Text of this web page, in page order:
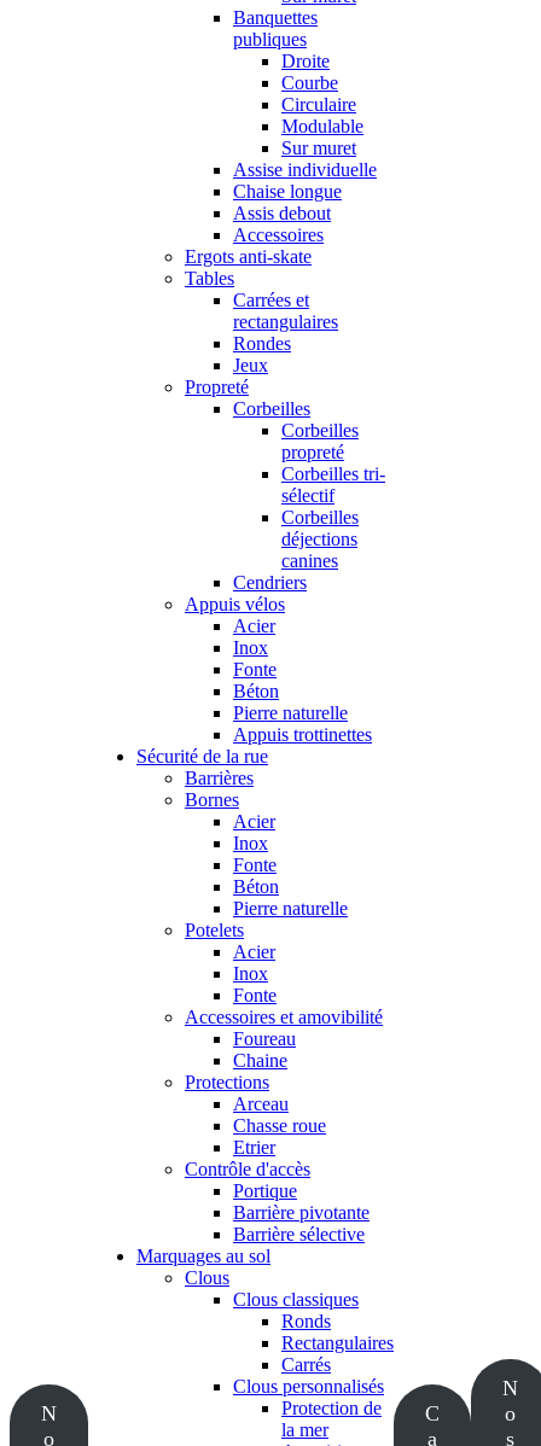
N
o
Banquettes
publiques
Droite
Courbe
Circulaire
Modulable
Sur muret
Assise individuelle
Chaise longue
Assis debout
Accessoires
Ergots anti-skate
Tables
Carrées et
rectangulaires
Rondes
Jeux
Propreté
Corbeilles
Corbeilles
propreté
Corbeilles tri-
sélectif
Corbeilles
déjections
canines
Cendriers
Appuis vélos
Acier
Inox
Fonte
Béton
Pierre naturelle
Appuis trottinettes
Sécurité de la rue
Barrières
Bornes
Acier
Inox
Fonte
Béton
Pierre naturelle
Potelets
Acier
Inox
Fonte
Accessoires et amovibilité
Foureau
Chaine
Protections
Arceau
Chasse roue
Etrier
Contrôle d'accès
Portique
Barrière pivotante
Barrière sélective
Marquages au sol
Clous
Clous classiques
Ronds
Rectangulaires
Carrés
Clous personnalisés
Protection de
la mer
C
a
N
o
s